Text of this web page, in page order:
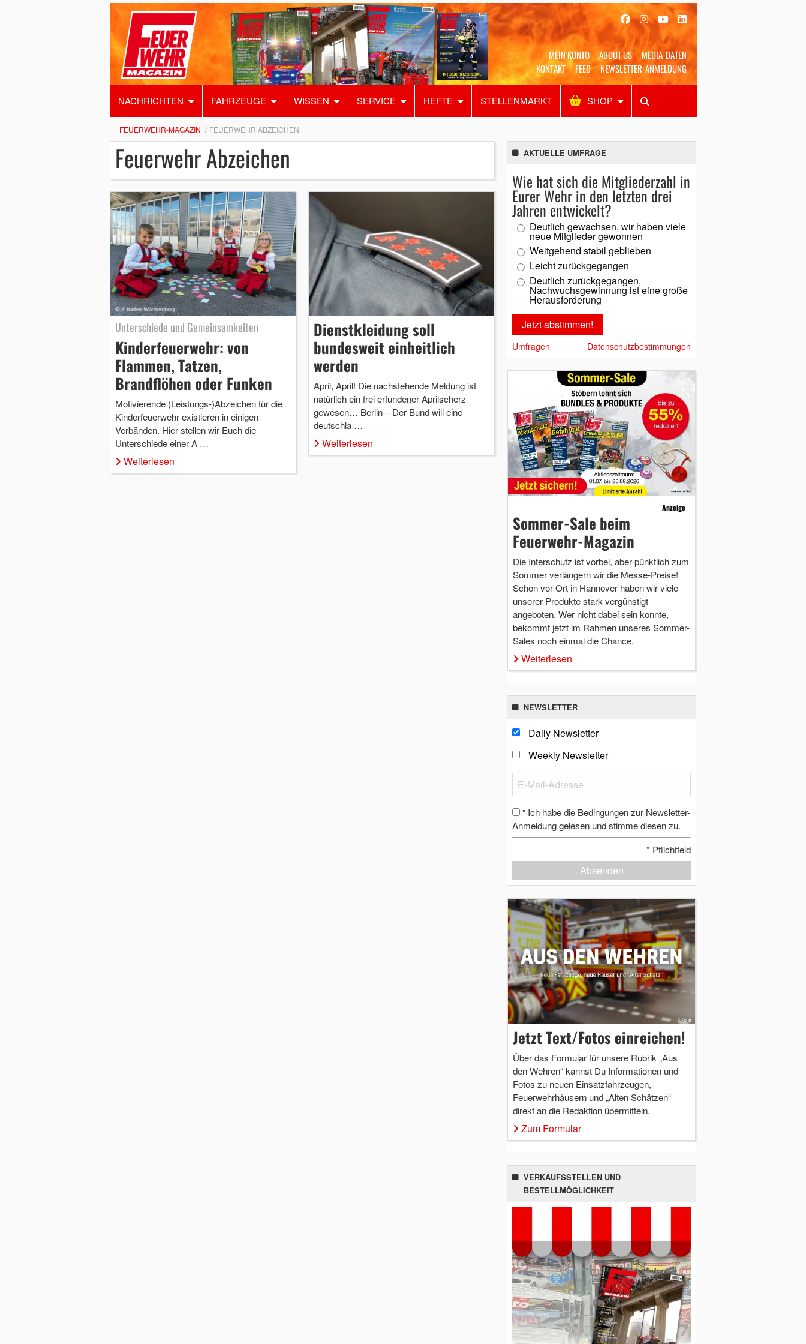
MEIN KONTO ABOUT US
MEDIA-DATEN
KONTAKT
FEED NEWSLETTER-ANMELDUNG
NACHRICHTEN FAHRZEUGE WISSEN SERVICE HEFTE STELLENMARKT SHOP
Alles Shop SUCHEN
FEUERWEHR-MAGAZIN FEUERWEHR ABZEICHEN
Feuerwehr Abzeichen
Unterschiede und Gemeinsamkeiten
Kinderfeuerwehr: von
Flammen, Tatzen,
Brandflöhen oder Funken
Motivierende (Leistungs-)Abzeichen für die
Kinderfeuerwehr existieren in einigen
Verbänden. Hier stellen wir Euch die
Unterschiede einer A …
Weiterlesen
Dienstkleidung soll
bundesweit einheitlich
werden
April, April! Die nachstehende Meldung ist
natürlich ein frei erfundener Aprilscherz
gewesen… Berlin – Der Bund will eine
deutschla …
Weiterlesen
AKTUELLE UMFRAGE
Wie hat sich die Mitgliederzahl in
Eurer Wehr in den letzten drei
Jahren entwickelt?
Deutlich gewachsen, wir haben viele
neue Mitglieder gewonnen
Weitgehend stabil geblieben
Leicht zurückgegangen
Deutlich zurückgegangen,
Nachwuchsgewinnung ist eine große
Herausforderung
Umfragen Datenschutzbestimmungen
Anzeige
Sommer-Sale beim
Feuerwehr-Magazin
Die Interschutz ist vorbei, aber pünktlich zum
Sommer verlängern wir die Messe-Preise!
Schon vor Ort in Hannover haben wir viele
unserer Produkte stark vergünstigt
angeboten. Wer nicht dabei sein konnte,
bekommt jetzt im Rahmen unseres Sommer-
Sales noch einmal die Chance.
Weiterlesen
NEWSLETTER
Daily Newsletter
Weekly Newsletter
* Ich habe die Bedingungen zur Newsletter-
Anmeldung gelesen und stimme diesen zu.
* Pflichtfeld
Absenden
Jetzt Text/Fotos einreichen!
Über das Formular für unsere Rubrik „Aus
den Wehren“ kannst Du Informationen und
Fotos zu neuen Einsatzfahrzeugen,
Feuerwehrhäusern und „Alten Schätzen“
direkt an die Redaktion übermitteln.
Zum Formular
VERKAUFSSTELLEN UND
BESTELLMÖGLICHKEIT